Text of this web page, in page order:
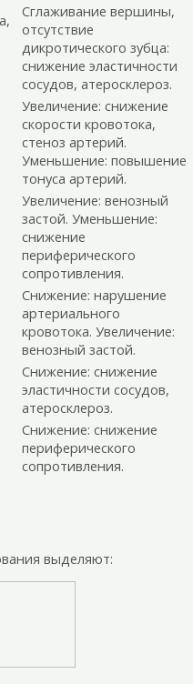
Сглаживание вершины,
отсутствие
дикротического зубца:
снижение эластичности
сосудов, атеросклероз.
Увеличение: снижение
скорости кровотока,
стеноз артерий.
Уменьшение: повышение
тонуса артерий.
Увеличение: венозный
застой. Уменьшение:
снижение
периферического
сопротивления.
Снижение: нарушение
артериального
кровотока. Увеличение:
венозный застой.
Снижение: снижение
эластичности сосудов,
атеросклероз.
Снижение: снижение
периферического
сопротивления.
выделяют: